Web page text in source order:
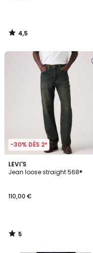
4,5
/
-30% DÈS 2*
LEVI'S
Jean loose straight 568®
110,00 €
5
/
5
/